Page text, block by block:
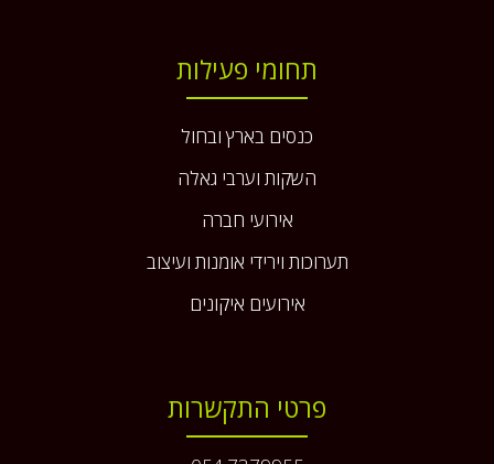
תחומי פעילות
כנסים בארץ ובחול
השקות וערבי גאלה
אירועי חברה
תערוכות וירידי אומנות ועיצוב
אירועים איקונים
פרטי התקשרות